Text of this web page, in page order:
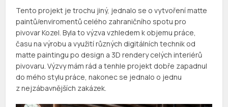
Tento projekt je trochu jiný, jednalo se o vytvoření matte
paintů/enviromentů celého zahraničního spotu pro
pivovar Kozel. Byla to výzva vzhledem k objemu práce,
času na výrobu a využití různých digitálních technik od
matte paintingu po design a 3D rendery celých interiérů
pivovaru. Výzvy mám rád a tenhle projekt dobře zapadnul
do mého stylu práce, nakonec se jednalo o jednu
z nejzábavnějších zakázek.